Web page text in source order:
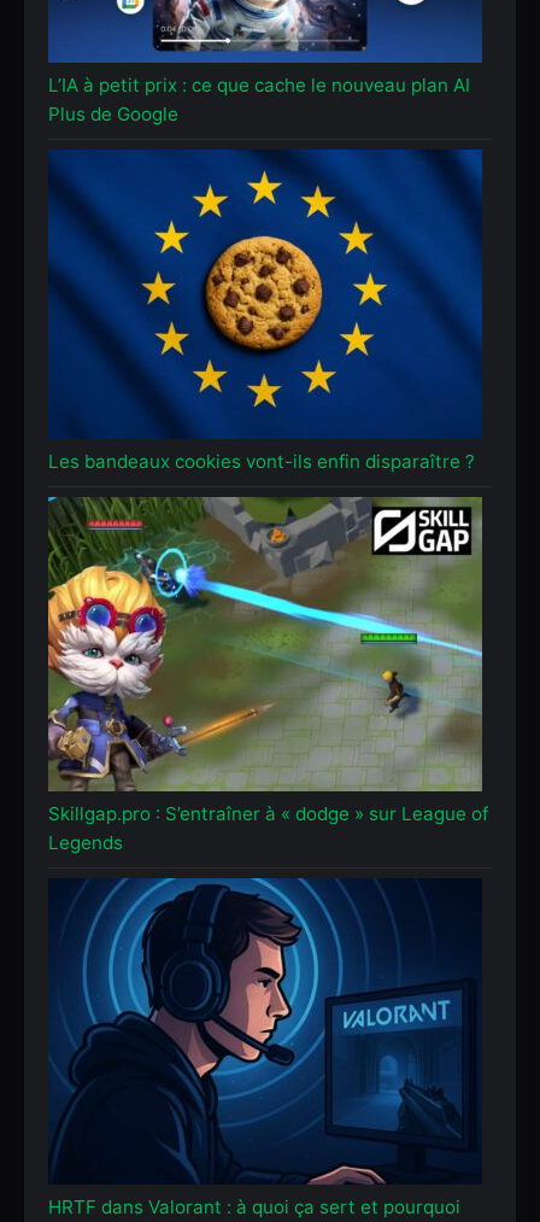
L’IA à petit prix : ce que cache le nouveau plan AI
Plus de Google
Les bandeaux cookies vont-ils enfin disparaître ?
Skillgap.pro : S’entraîner à « dodge » sur League of
Legends
HRTF dans Valorant : à quoi ça sert et pourquoi